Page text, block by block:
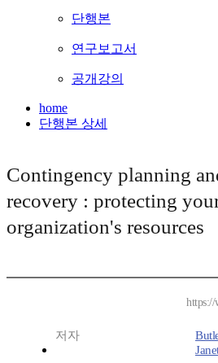
단행본
연구보고서
공개강의
home
단행본 상세
Contingency planning
recovery : protecting
organization's resources
저자